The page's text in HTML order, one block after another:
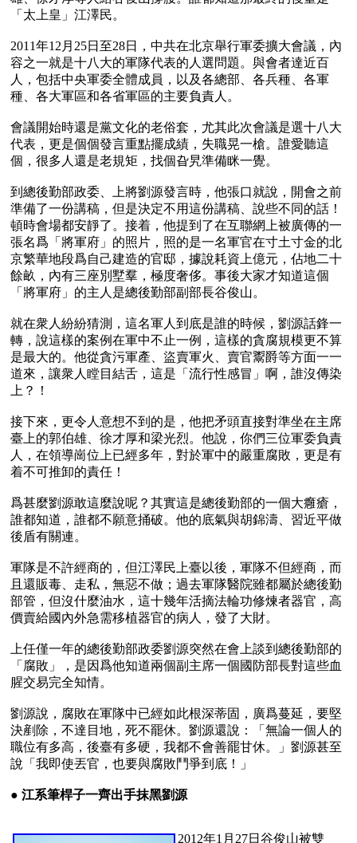
「太上皇」江澤民。
2011年12月25日至28日，中共在北京舉行軍委擴大會議，內
容之一就是十八大的軍隊代表的人選問題。與會者達近百
人，包括中央軍委全體成員，以及各總部、各兵種、各軍
種、各大軍區和各省軍區的主要負責人。
會議開始時還是黨文化的老俗套，尤其此次會議是選十八大
代表，更是個個發言重點擺成績，失職晃一槍。誰愛聽這
個，很多人還是老規矩，找個旮旯準備眯一覺。
到總後勤部政委、上將劉源發言時，他張口就說，開會之前
準備了一份講稿，但是決定不用這份講稿、說些不同的話！
頓時會場都安靜了。接着，他提到了在互聯網上被廣傳的一
張名爲「將軍府」的照片，照的是一名軍官在寸土寸金的北
京繁華地段爲自己建造的官邸，據說耗資上億元，佔地二十
餘畝，內有三座別墅羣，極度奢侈。事後大家才知道這個
「將軍府」的主人是總後勤部副部長谷俊山。
就在衆人紛紛猜測，這名軍人到底是誰的時候，劉源話鋒一
轉，說這樣的案例在軍中不止一例，這樣的貪腐規模更不算
是最大的。他從貪污軍產、盜賣軍火、賣官鬻爵等方面一一
道來，讓衆人瞠目結舌，這是「流行性感冒」啊，誰沒傳染
上？！
接下來，更令人意想不到的是，他把矛頭直接對準坐在主席
臺上的郭伯雄、徐才厚和梁光烈。他說，你們三位軍委負責
人，在領導崗位上已經多年，對於軍中的嚴重腐敗，更是有
着不可推卸的責任！
爲甚麼劉源敢這麼說呢？其實這是總後勤部的一個大癰瘡，
誰都知道，誰都不願意捅破。他的底氣與胡錦濤、習近平做
後盾有關連。
軍隊是不許經商的，但江澤民上臺以後，軍隊不但經商，而
且還販毒、走私，無惡不做；過去軍隊醫院雖都屬於總後勤
部管，但沒什麼油水，這十幾年活摘法輪功修煉者器官，高
價賣給國內外急需移植器官的病人，發了大財。
上任僅一年的總後勤部政委劉源突然在會上談到總後勤部的
「腐敗」，是因爲他知道兩個副主席一個國防部長對這些血
腥交易完全知情。
劉源說，腐敗在軍隊中已經如此根深蒂固，廣爲蔓延，要堅
決剷除，不達目地，死不罷休。劉源還說：「無論一個人的
職位有多高，後臺有多硬，我都不會善罷甘休。」劉源甚至
說「我即使丟官，也要與腐敗鬥爭到底！」
● 江系筆桿子一齊出手抹黑劉源
2012年1月27日谷俊山被雙